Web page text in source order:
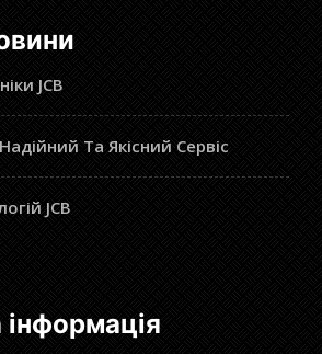
JCB
Та Якісний Сервіс
JCB